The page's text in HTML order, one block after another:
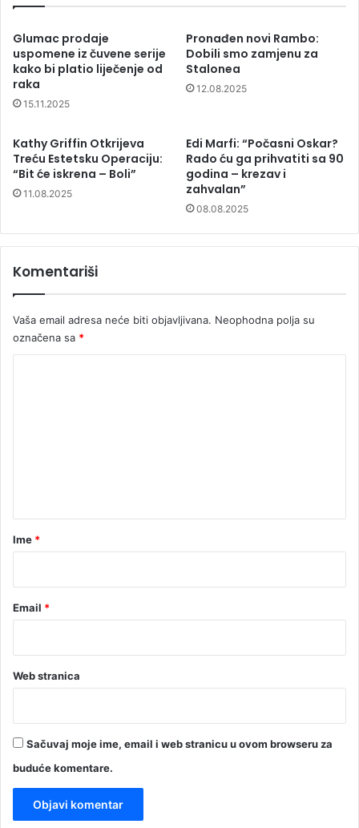
Glumac prodaje
uspomene iz čuvene serije
kako bi platio liječenje od
raka
15.11.2025
Pronađen novi Rambo:
Dobili smo zamjenu za
Stalonea
12.08.2025
Kathy Griffin Otkrijeva
Treću Estetsku Operaciju:
“Bit će iskrena – Boli”
11.08.2025
Edi Marfi: “Počasni Oskar?
Rado ću ga prihvatiti sa 90
godina – krezav i
zahvalan”
08.08.2025
Komentariši
Vaša email adresa neće biti objavljivana. Neophodna polja su
označena sa *
rIme *
Email *
Web stranica
Sačuvaj moje ime, email i web stranicu u ovom browseru za
buduće komentare.